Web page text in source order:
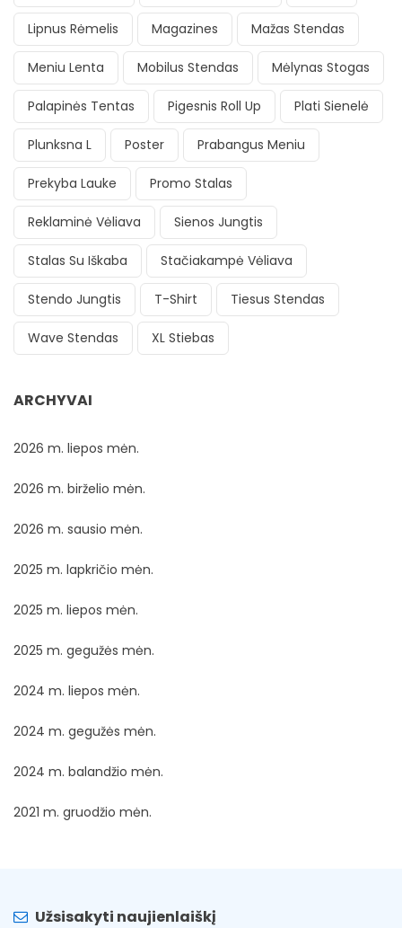
Lipnus Rėmelis Magazines Mažas Stendas
Meniu Lenta Mobilus Stendas Mėlynas Stogas
Palapinės Tentas Pigesnis Roll Up Plati Sienelė
Plunksna L Poster Prabangus Meniu
Prekyba Lauke Promo Stalas
Reklaminė Vėliava Sienos Jungtis
Stalas Su Iškaba Stačiakampė Vėliava
Stendo Jungtis T-Shirt Tiesus Stendas
Wave Stendas XL Stiebas
ARCHYVAI
2026 m. liepos mėn.
2026 m. birželio mėn.
2026 m. sausio mėn.
2025 m. lapkričio mėn.
2025 m. liepos mėn.
2025 m. gegužės mėn.
2024 m. liepos mėn.
2024 m. gegužės mėn.
2024 m. balandžio mėn.
2021 m. gruodžio mėn.
Užsisakyti naujienlaiškį